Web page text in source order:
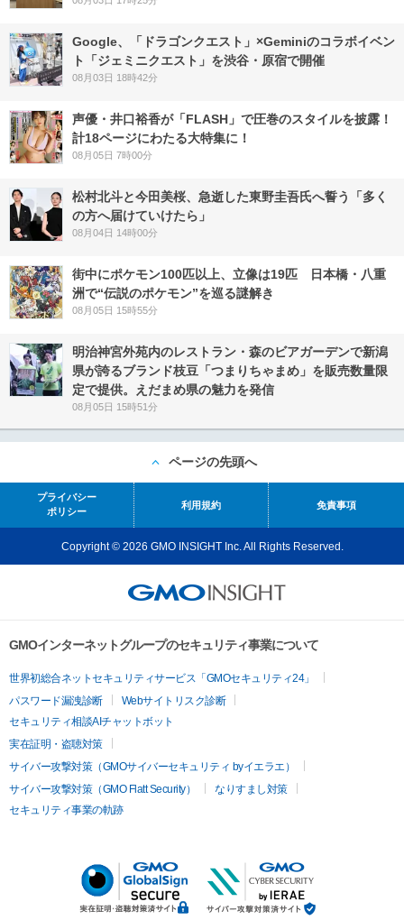
Google、「ドラゴンクエスト」×Geminiのコラボイベン
ト「ジェミニクエスト」を渋谷・原宿で開催
08月03日 18時42分
声優・井口裕香が「FLASH」で圧巻のスタイルを披露！
計18ページにわたる大特集に！
08月05日 7時00分
松村北斗と今田美桜、急逝した東野圭吾氏へ誓う「多く
の方へ届けていけたら」
08月04日 14時00分
街中にポケモン100匹以上、立像は19匹 日本橋・八重
洲で“伝説のポケモン”を巡る謎解き
08月05日 15時55分
明治神宮外苑内のレストラン・森のビアガーデンで新潟
県が誇るブランド枝豆「つまりちゃまめ」を販売数量限
定で提供。えだまめ県の魅力を発信
08月05日 15時51分
ページの先頭へ
プライバシー
ポリシー
利用規約 免責事項
Copyright © 2026 GMO INSIGHT Inc. All Rights Reserved.
GMOインターネットグループのセキュリティ事業について
世界初総合ネットセキュリティサービス「GMOセキュリティ24」
パスワード漏洩診断
Webサイトリスク診断
セキュリティ相談AIチャットボット
実在証明・盗聴対策
サイバー攻撃対策（GMOサイバーセキュリティ byイエラエ）
サイバー攻撃対策（GMO Flatt Security）
なりすまし対策
セキュリティ事業の軌跡